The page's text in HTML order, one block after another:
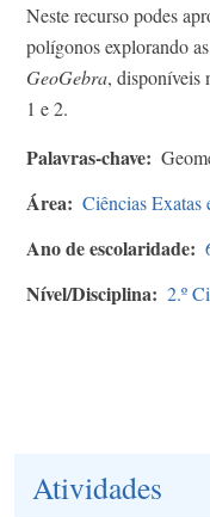
Neste recurso podes
polígonos explorando
GeoGebra, disponíveis
1 e 2.
Palavras-chave
Área Ciências Exatas
Ano de escolaridade
Nível/Disciplina 2.º
Atividades